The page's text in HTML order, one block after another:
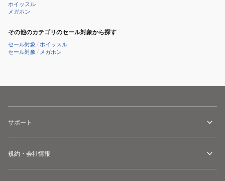
ホイッスル
メガホン
その他のカテゴリのセール対象から探す
セール対象 /ホイッスル
セール対象 / メガホン
サポート
規約・会社情報